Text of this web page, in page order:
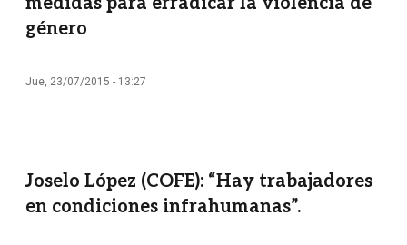
género
Jue, 23/07/2015 - 13:27
Joselo López (COFE): “Hay trabajadores
en condiciones infrahumanas”.